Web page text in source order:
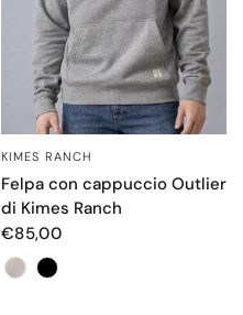
OCCHIATA VELOCE
KIMES RANCH
Felpa con cappuccio Outlier
di Kimes Ranch
€85,00
Colore